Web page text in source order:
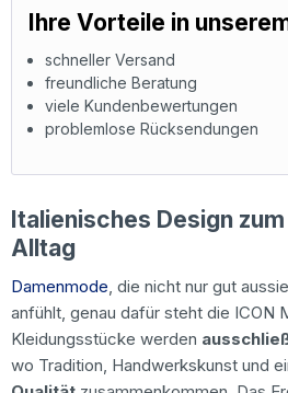
Ihre Vorteile in
schneller Versand
freundliche Beratung
viele Kundenbewertungen
problemlose Rücksendungen
Italienisches Design
Alltag
Damenmode, die nicht nur gut
anfühlt, genau dafür steht die ICON
Kleidungsstücke werden
wo Tradition, Handwerkskunst und